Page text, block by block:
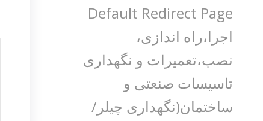
Default Redirect Page
اجرا،راه اندازی،
نصب،تعمیرات و نگهداری
تاسیسات صنعتی و
ساختمان(نگهداری چیلر/